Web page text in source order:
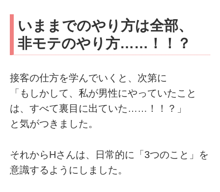
いままでのやり方は全部、
非モテのやり方……！！？
接客の仕方を学んでいくと、次第に
「もしかして、私が男性にやっていたこと
は、すべて裏目に出ていた……！！？」
と気がつきました。
それからHさんは、日常的に「3つのこと」を
意識するようにしました。